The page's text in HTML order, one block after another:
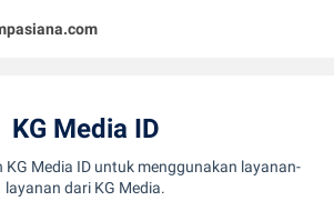
KG Media ID
KG Media ID untuk menggunakan layanan-
layanan dari KG Media.